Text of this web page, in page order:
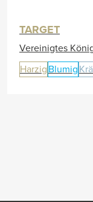
TARGET
Vereinigtes
Harzig Blumig